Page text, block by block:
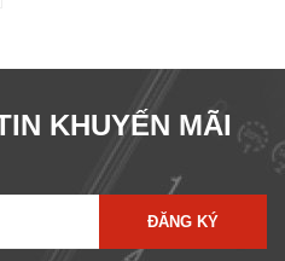
KHUYẾN MÃI
ĐĂNG KÝ